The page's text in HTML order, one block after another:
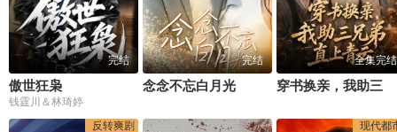
完结
傲世狂枭
钱霆川＆林琦婷
完结
念念不忘白月光
全集完结
反转爽剧 现代都